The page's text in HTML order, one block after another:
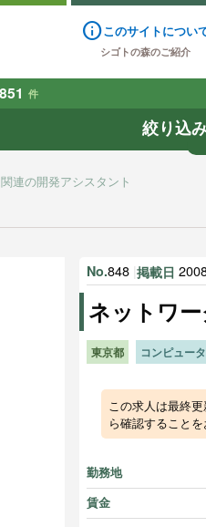
infoこのサイトについ
シゴトの森のご紹介
件
絞り込
業種
探す
連の開発アシスタント
No.848 |掲載日
ネットワ
東京都 コンピュー
この求人は最終
ら確認することを
勤務地
賃金